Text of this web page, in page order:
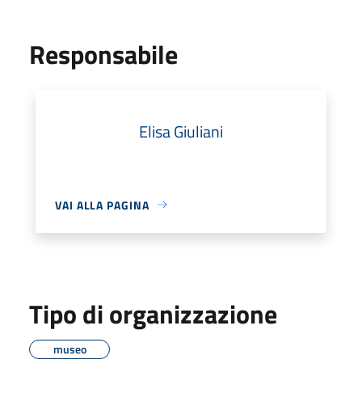
Responsabile
Elisa Giuliani
VAI ALLA PAGINA
Tipo di organizzazione
museo